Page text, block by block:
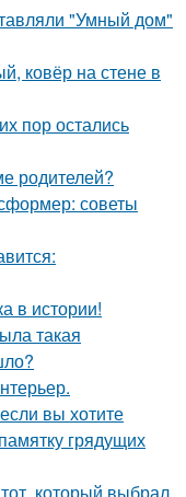
"Умный дом"
ковёр на стене в
пор остались
родителей?
советы
в истории!
такая
вы хотите
грядущих